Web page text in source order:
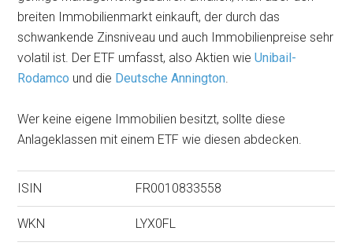
breiten Immobilienmarkt einkauft, der durch das
schwankende Zinsniveau und auch Immobilienpreise sehr
volatil ist. Der ETF umfasst, also Aktien wieUnibail-
Rodamco und die Deutsche Annington.
Wer keine eigene Immobilien besitzt, sollte diese
Anlageklassen mit einem ETF wie diesen abdecken.
ISIN FR0010833558
WKN LYX0FL